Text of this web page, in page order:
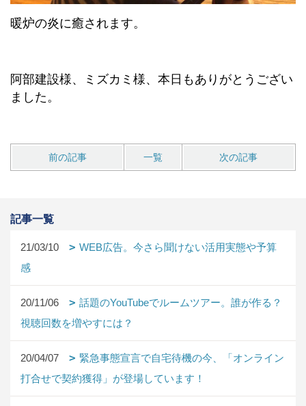
暖炉の炎に癒されます。
阿部建設様、ミズカミ様、本日もありがとうござい
ました。
前の記事 一覧 次の記事
記事一覧
21/03/10
WEB広告。今さら聞けない活用実態や予算
感
20/11/06
話題のYouTubeでルームツアー。誰が作る？
視聴回数を増やすには？
20/04/07
緊急事態宣言で自宅待機の今、「オンライン
打合せで契約獲得」が登場しています！